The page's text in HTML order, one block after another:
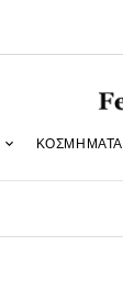
ΚΟΣΜΉΜΑΤΑ